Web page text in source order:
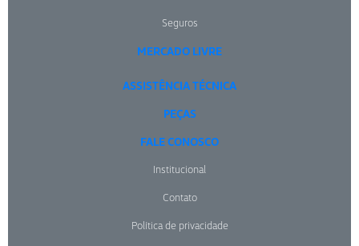
Seguros
MERCADO LIVRE
ASSISTÊNCIA TÉCNICA
PEÇAS
FALE CONOSCO
Institucional
Contato
Política de privacidade